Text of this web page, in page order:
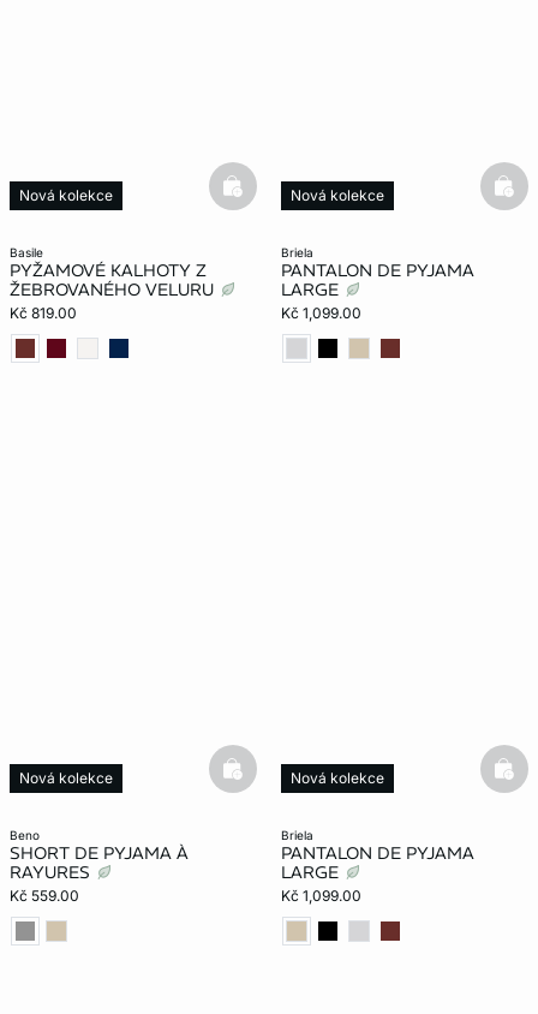
basile
PYŽAMOVÉ KALHOTY Z
ŽEBROVANÉHO VELURU
Kč 819.00
Nová kolekce basketfull
briela
PANTALON DE PYJAMA
LARGE
Kč 1,099.00
Nová kolekce
beno
SHORT DE PYJAMA À
RAYURES
Kč 559.00
Nová kolekce basketfull
briela
PANTALON DE PYJAMA
LARGE
Kč 1,099.00
Nová kolekce